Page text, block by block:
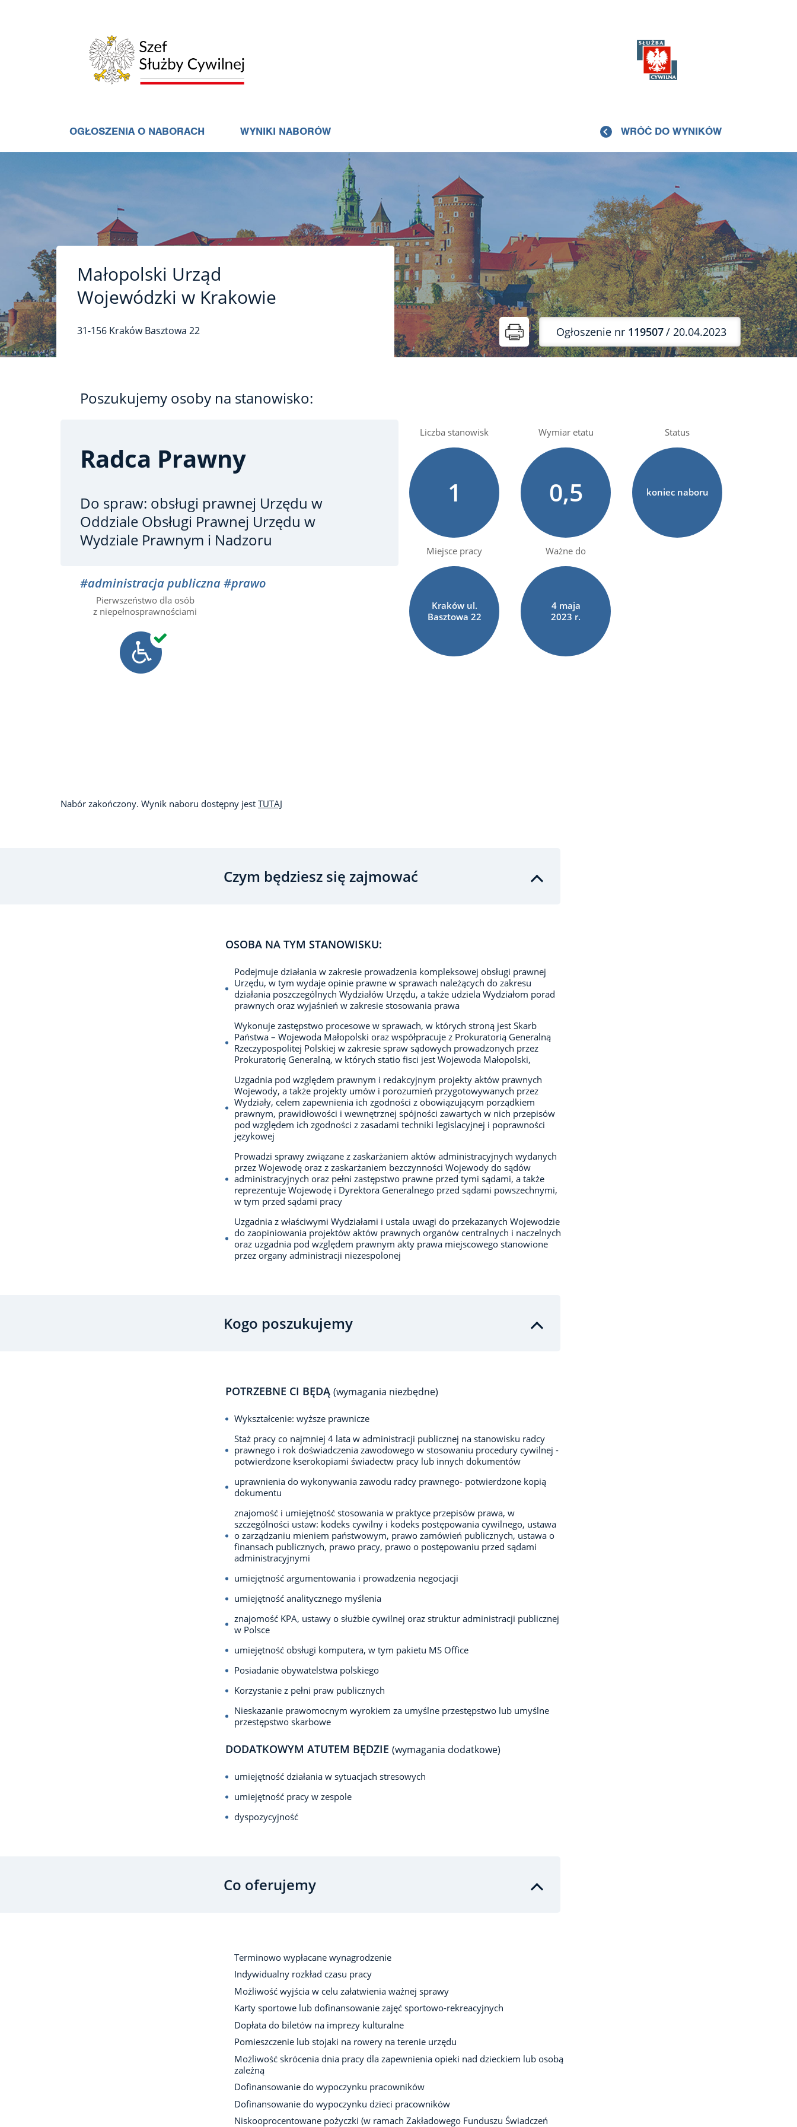
OGŁOSZENIA O NABORACH WYNIKI NABORÓW WRÓĆ DO WYNIKÓW
Małopolski Urząd
Wojewódzki w Krakowie
31-156 Kraków Basztowa 22 Ogłoszenie nr 119507/ 20.04.2023
Poszukujemy osoby na stanowisko:
Radca Prawny
Do spraw: obsługi prawnej Urzędu w
Oddziale Obsługi Prawnej Urzędu w
Wydziale Prawnym i Nadzoru
#administracja publiczna#prawo
Pierwszeństwo dla osób
z niepełnosprawnościami
Liczba stanowisk
1
Wymiar etatu
0,5
Status
koniec naboru
Miejsce pracy
Kraków ul.
Basztowa 22
Ważne do
4 maja
2023 r.
Nabór zakończony. Wynik naboru dostępny jest TUTAJ
Czym będziesz się zajmować
OSOBA NA TYM STANOWISKU:
Podejmuje działania w zakresie prowadzenia kompleksowej obsługi prawnej
Urzędu, w tym wydaje opinie prawne w sprawach należących do zakresu
działania poszczególnych Wydziałów Urzędu, a także udziela Wydziałom porad
prawnych oraz wyjaśnień w zakresie stosowania prawa
Wykonuje zastępstwo procesowe w sprawach, w których stroną jest Skarb
Państwa – Wojewoda Małopolski oraz współpracuje z Prokuratorią Generalną
Rzeczypospolitej Polskiej w zakresie spraw sądowych prowadzonych przez
Prokuratorię Generalną, w których statio fisci jest Wojewoda Małopolski,
Uzgadnia pod względem prawnym i redakcyjnym projekty aktów prawnych
Wojewody, a także projekty umów i porozumień przygotowywanych przez
Wydziały, celem zapewnienia ich zgodności z obowiązującym porządkiem
prawnym, prawidłowości i wewnętrznej spójności zawartych w nich przepisów
pod względem ich zgodności z zasadami techniki legislacyjnej i poprawności
językowej
Prowadzi sprawy związane z zaskarżaniem aktów administracyjnych wydanych
przez Wojewodę oraz z zaskarżaniem bezczynności Wojewody do sądów
administracyjnych oraz pełni zastępstwo prawne przed tymi sądami, a także
reprezentuje Wojewodę i Dyrektora Generalnego przed sądami powszechnymi,
w tym przed sądami pracy
Uzgadnia z właściwymi Wydziałami i ustala uwagi do przekazanych Wojewodzie
do zaopiniowania projektów aktów prawnych organów centralnych i naczelnych
oraz uzgadnia pod względem prawnym akty prawa miejscowego stanowione
przez organy administracji niezespolonej
Kogo poszukujemy
POTRZEBNE CI BĘDĄ (wymagania niezbędne)
Wykształcenie: wyższe prawnicze
Staż pracy co najmniej 4 lata w administracji publicznej na stanowisku radcy
prawnego i rok doświadczenia zawodowego w stosowaniu procedury cywilnej -
potwierdzone kserokopiami świadectw pracy lub innych dokumentów
uprawnienia do wykonywania zawodu radcy prawnego- potwierdzone kopią
dokumentu
znajomość i umiejętność stosowania w praktyce przepisów prawa, w
szczególności ustaw: kodeks cywilny i kodeks postępowania cywilnego, ustawa
o zarządzaniu mieniem państwowym, prawo zamówień publicznych, ustawa o
finansach publicznych, prawo pracy, prawo o postępowaniu przed sądami
administracyjnymi
umiejętność argumentowania i prowadzenia negocjacji
umiejętność analitycznego myślenia
znajomość KPA, ustawy o służbie cywilnej oraz struktur administracji publicznej
w Polsce
umiejętność obsługi komputera, w tym pakietu MS Office
Posiadanie obywatelstwa polskiego
Korzystanie z pełni praw publicznych
Nieskazanie prawomocnym wyrokiem za umyślne przestępstwo lub umyślne
przestępstwo skarbowe
DODATKOWYM ATUTEM BĘDZIE (wymagania dodatkowe)
umiejętność działania w sytuacjach stresowych
umiejętność pracy w zespole
dyspozycyjność
Co oferujemy
Terminowo wypłacane wynagrodzenie
Indywidualny rozkład czasu pracy
Możliwość wyjścia w celu załatwienia ważnej sprawy
Karty sportowe lub dofinansowanie zajęć sportowo-rekreacyjnych
Dopłata do biletów na imprezy kulturalne
Pomieszczenie lub stojaki na rowery na terenie urzędu
Możliwość skrócenia dnia pracy dla zapewnienia opieki nad dzieckiem lub osobą
zależną
Dofinansowanie do wypoczynku pracowników
Dofinansowanie do wypoczynku dzieci pracowników
Niskooprocentowane pożyczki (w ramach Zakładowego Funduszu Świadczeń